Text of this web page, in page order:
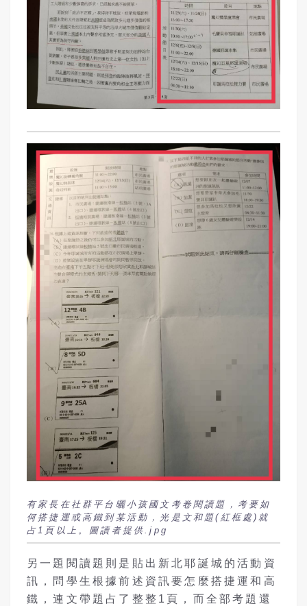
有家長在社群平台曬小孩國文考卷閱讀題，考要如
何搭捷運或高鐵到某活動，光是文和題(紅框處)就
占1頁以上。圖讀者提供.jpg
另一題閱讀題則是貼出新北耶誕城的活動資
訊，問學生根據前述資訊要怎麼搭捷運和高
鐵，連文帶題占了整整1頁，而全部考題還